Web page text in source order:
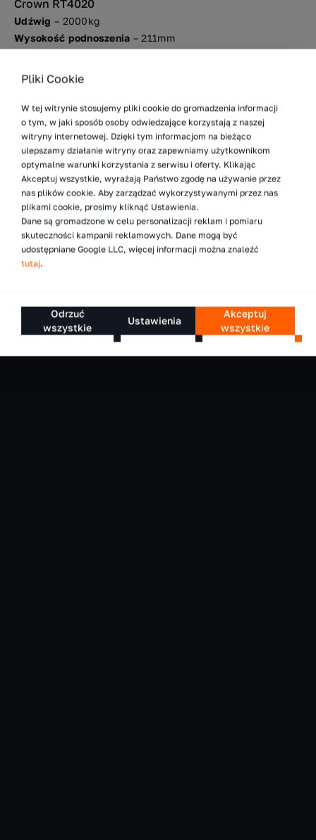
Crown RT4020
Udźwig – 2000kg
Wysokość podnoszenia – 211mm
Crown RT4040
Udźwig– 2000kg
Wysokość podnoszenia– 211mm
Akumulator– 24V / 465-620AH
Pobierz specyfikację techniczną
Pliki Cookie
W tej witrynie stosujemy pliki cookie do gromadzenia informacji
o tym, w jaki sposób osoby odwiedzające korzystają z naszej
witryny internetowej. Dzięki tym informacjom na bieżąco
ulepszamy działanie witryny oraz zapewniamy użytkownikom
optymalne warunki korzystania z serwisu i oferty. Klikając
Akceptuj wszystkie, wyrażają Państwo zgodę na używanie przez
nas plików cookie. Aby zarządzać wykorzystywanymi przez nas
plikami cookie, prosimy kliknąć Ustawienia.
Dane są gromadzone w celu personalizacji reklam i pomiaru
skuteczności kampanii reklamowych. Dane mogą być
udostępniane Google LLC, więcej informacji można znaleźć
tutaj.
Odrzuć
wszystkie
Ustawienia
Akceptuj
wszystkie